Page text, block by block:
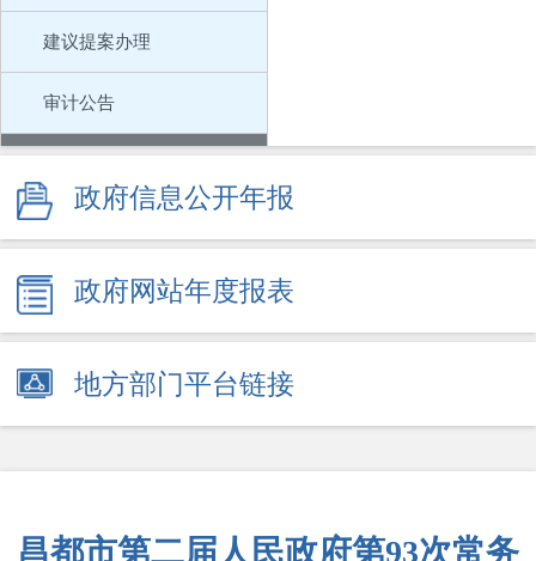
建议提案办理
审计公告
政府工作报告
人事信息
回应关切
村级组织依法履职和协助政府工作事项清单
新闻发布会
政府信息公开年报
政府网站年度报表
地方部门平台链接
昌都市第二届人民政府第93次常务